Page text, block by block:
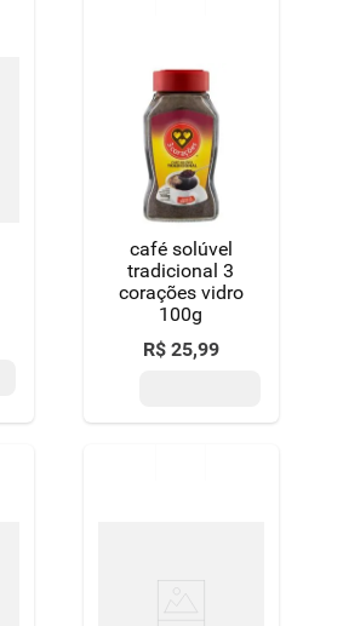
café solúvel
tradicional 3
corações vidro
100g
R$ 25,99